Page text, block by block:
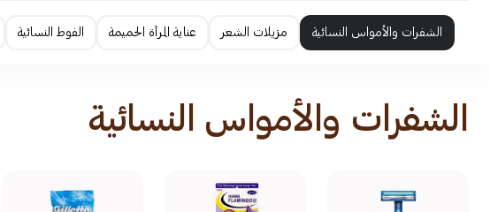
الشفرات والأمواس النسائية مزيلات الشعر عناية المرأة الحميمة الفوط النسائية
الشفرات والأمواس النسائية